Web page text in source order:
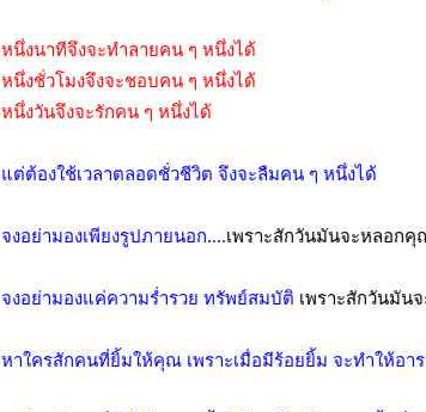
หนึ่งนาทีจึงจะทำลายคน ๆ หนึ่งได้
หนึ่งชั่วโมงจึงจะชอบคน ๆ หนึ่งได้
หนึ่งวันจึงจะรักคน ๆ หนึ่งได้
แต่ต้องใช้เวลาตลอดชั่วชีวิต จึงจะลืมคน ๆ หนึ่งได้
จงอย่ามองเพียงรูปภายนอก....เพราะสักวันมันจะหลอกคุ
จงอย่ามองแค่ความร่ำรวย ทรัพย์สมบัติ เพราะสักวันมัน
หาใครสักคนที่ยิ้มให้คุณ เพราะเมื่อมีร้อยยิ้ม จะทำให้อ